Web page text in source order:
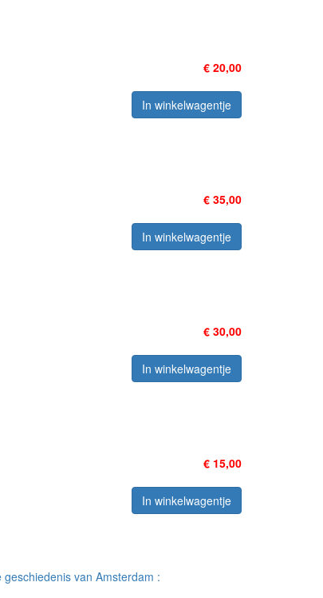
€ 20,00
In winkelwagentje
€ 35,00
In winkelwagentje
€ 30,00
In winkelwagentje
€ 15,00
In winkelwagentje
van Amsterdam :